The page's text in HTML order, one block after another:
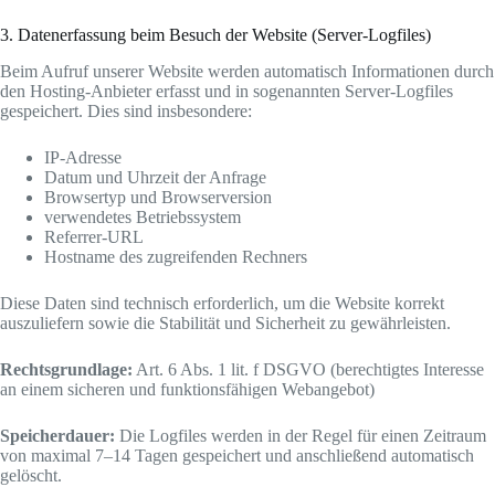
3. Datenerfassung beim Besuch der Website (Server-Logfiles)
Beim Aufruf unserer Website werden automatisch Informationen durch
den Hosting-Anbieter erfasst und in sogenannten Server-Logfiles
gespeichert. Dies sind insbesondere:
IP-Adresse
Datum und Uhrzeit der Anfrage
Browsertyp und Browserversion
verwendetes Betriebssystem
Referrer-URL
Hostname des zugreifenden Rechners
Diese Daten sind technisch erforderlich, um die Website korrekt
auszuliefern sowie die Stabilität und Sicherheit zu gewährleisten.
Rechtsgrundlage: Art. 6 Abs. 1 lit. f DSGVO (berechtigtes Interesse
an einem sicheren und funktionsfähigen Webangebot)
Speicherdauer: Die Logfiles werden in der Regel für einen Zeitraum
von maximal 7–14 Tagen gespeichert und anschließend automatisch
gelöscht.